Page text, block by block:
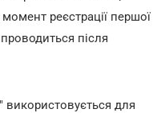
реєстрації першої
після
використовується для